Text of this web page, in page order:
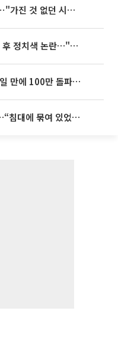
임영웅, 어느덧 데뷔 10주년⋯"가진 것 없던 시절, 내 앞엔 20명의 팬뿐"
김희철, '뒤집힌 태극기' 지적 후 정치색 논란…"좌우 떠나 우리나라 국기"
놀란 감독 '오디세이', 개봉 4일 만에 100만 돌파⋯'왕사남' 보다 빠르다
천안 교회서 11세 아동 사망…“침대에 묶여 있었다” 진술 확보